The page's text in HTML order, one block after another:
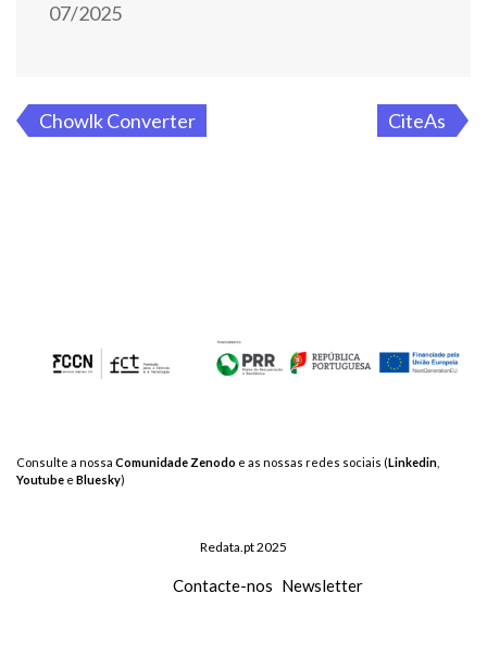
07/2025
Chowlk Converter CiteAs
Consulte a nossa Comunidade Zenodo e as nossas redes sociais (Linkedin
Youtube e Bluesky)
Redata.pt 2025
Contacte-nos Newsletter